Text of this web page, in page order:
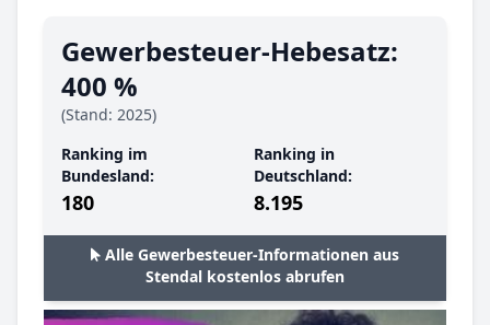
Gewerbesteuer-Hebesatz:
400 %
(Stand: 2025)
Ranking im
Bundesland:
180
Ranking in
Deutschland:
8.195
Alle Gewerbesteuer-Informationen aus
Stendal kostenlos abrufen